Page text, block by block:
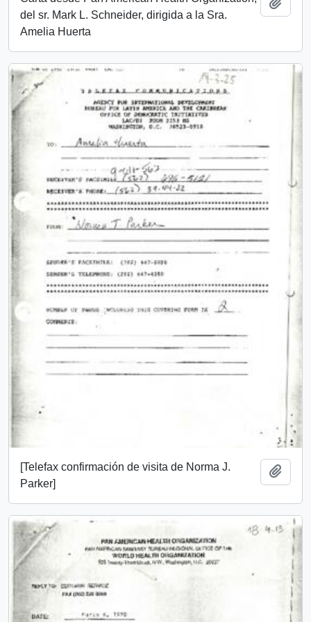
del sr. Mark L. Schneider, dirigida a la Sra.
Amelia Huerta
[Telefax confirmación de visita de Norma J.
Parker]